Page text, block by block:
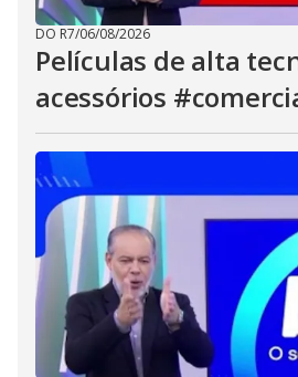
DO R7/06/08/2026
Películas de alta
acessórios